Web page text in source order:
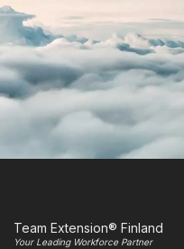
Team Extension® Finland
Your Leading Workforce Partner